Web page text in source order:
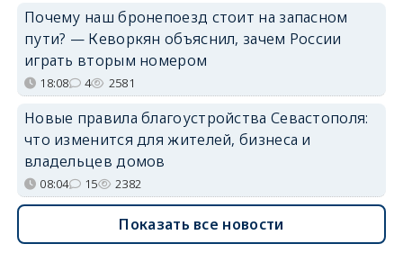
Почему наш бронепоезд стоит на запасном
пути? — Кеворкян объяснил, зачем России
играть вторым номером
18:08 4 2581
Новые правила благоустройства Севастополя:
что изменится для жителей, бизнеса и
владельцев домов
08:04 15 2382
Показать все новости